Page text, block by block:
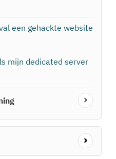
een gehackte website
mijn dedicated server